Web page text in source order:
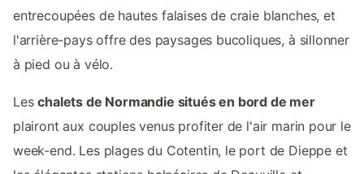
entrecoupées de hautes falaises de craie blanches, et
l'arrière-pays offre des paysages bucoliques, à sillonner
à pied ou à vélo.
Leschalets de Normandie situés en bord de mer
plairont aux couples venus profiter de l'air marin pour le
week-end. Les plages du Cotentin, le port de Dieppe et